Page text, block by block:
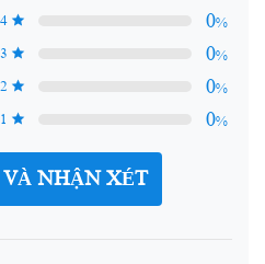
4
0%
3
0%
2
0%
1
0%
NHẬN XÉT